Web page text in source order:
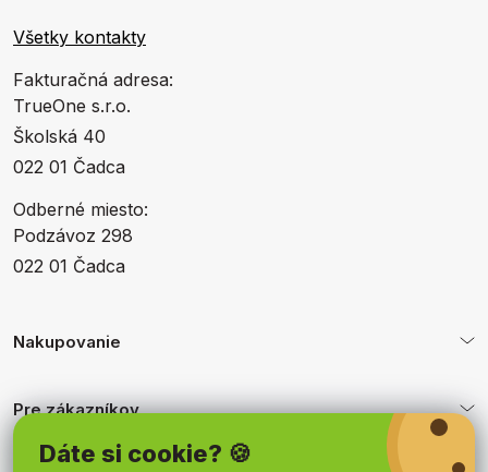
Dáte si cookie? 🍪
Všetky kontakty
Fakturačná adresa:
TrueOne s.r.o.
Školská 40
022 01 Čadca
Odberné miesto:
Podzávoz 298
022 01 Čadca
Nakupovanie
Pre zákazníkov